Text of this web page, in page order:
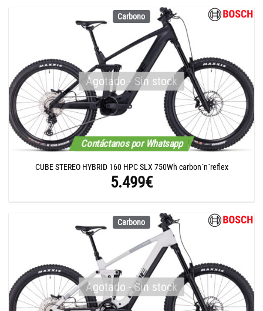
Carbono
Contáctanos por Whatsapp
Agotado - Sin stock
CUBE STEREO HYBRID 160 HPC SLX 750Wh carbon´n´reflex
5.499€
Carbono
Agotado - Sin stock